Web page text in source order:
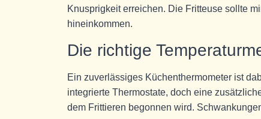
Knusprigkeit erreichen. Die Fritteuse sollte
hineinkommen.
Die richtige
Ein zuverlässiges Küchenthermometer ist
integrierte Thermostate, doch eine
dem Frittieren begonnen wird.